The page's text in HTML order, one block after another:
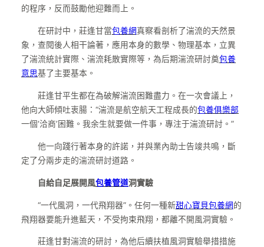
的程序，反而鼓勵他迎難而上。
在研討中，莊逢甘當包養網真察看剖析了湍流的天然景
象，查閱後人相干論著，應用本身的數學、物理基本，立異
了湍流統計實際、湍流耗散實際等，為后期湍流研討奠包養
意思基了主要基本。
莊逢甘平生都在為破解湍流困難盡力。在一次會議上，
他向大師傾吐衷腸：“湍流是航空航天工程成長的包養俱樂部
一個‘洽商’困難。我余生就要做一件事，專注于湍流研討。”
他一向踐行著本身的許諾，并與業內助士告竣共鳴，斷
定了分兩步走的湍流研討道路。
自給自足展開風包養管道洞實驗
“一代風洞，一代飛翔器”。任何一種新甜心寶貝包養網的
飛翔器要能升進藍天，不受拘束飛翔，都離不開風洞實驗。
莊逢甘對湍流的研討，為他后續扶植風洞實驗舉措措施